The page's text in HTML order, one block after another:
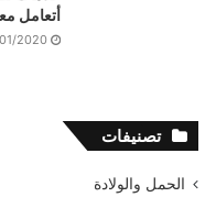
أتعامل
2020
تصنيفات
الحمل والولادة